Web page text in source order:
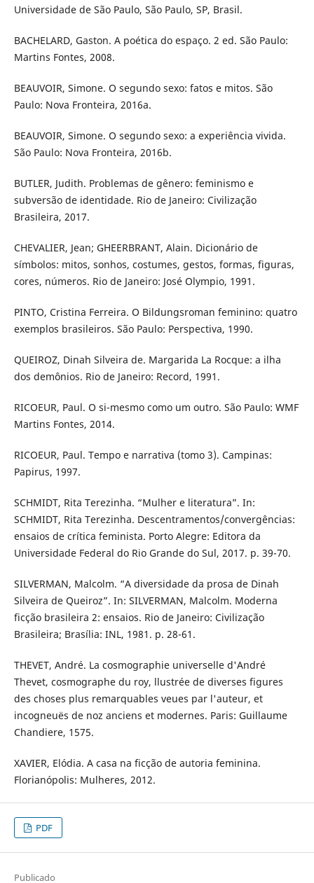
Universidade de São Paulo, São Paulo, SP, Brasil.
BACHELARD, Gaston. A poética do espaço. 2 ed. São Paulo:
Martins Fontes, 2008.
BEAUVOIR, Simone. O segundo sexo: fatos e mitos. São
Paulo: Nova Fronteira, 2016a.
BEAUVOIR, Simone. O segundo sexo: a experiência vivida.
São Paulo: Nova Fronteira, 2016b.
BUTLER, Judith. Problemas de gênero: feminismo e
subversão de identidade. Rio de Janeiro: Civilização
Brasileira, 2017.
CHEVALIER, Jean; GHEERBRANT, Alain. Dicionário de
símbolos: mitos, sonhos, costumes, gestos, formas, figuras,
cores, números. Rio de Janeiro: José Olympio, 1991.
PINTO, Cristina Ferreira. O Bildungsroman feminino: quatro
exemplos brasileiros. São Paulo: Perspectiva, 1990.
QUEIROZ, Dinah Silveira de. Margarida La Rocque: a ilha
dos demônios. Rio de Janeiro: Record, 1991.
RICOEUR, Paul. O si-mesmo como um outro. São Paulo: WMF
Martins Fontes, 2014.
RICOEUR, Paul. Tempo e narrativa (tomo 3). Campinas:
Papirus, 1997.
SCHMIDT, Rita Terezinha. “Mulher e literatura”. In:
SCHMIDT, Rita Terezinha. Descentramentos/convergências:
ensaios de crítica feminista. Porto Alegre: Editora da
Universidade Federal do Rio Grande do Sul, 2017. p. 39-70.
SILVERMAN, Malcolm. “A diversidade da prosa de Dinah
Silveira de Queiroz”. In: SILVERMAN, Malcolm. Moderna
ficção brasileira 2: ensaios. Rio de Janeiro: Civilização
Brasileira; Brasília: INL, 1981. p. 28-61.
THEVET, André. La cosmographie universelle d'André
Thevet, cosmographe du roy, llustrée de diverses figures
des choses plus remarquables veues par l'auteur, et
incogneuës de noz anciens et modernes. Paris: Guillaume
Chandiere, 1575.
XAVIER, Elódia. A casa na ficção de autoria feminina.
Florianópolis: Mulheres, 2012.
PDF
Publicado